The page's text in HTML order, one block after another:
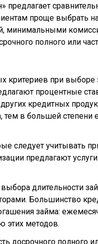
предлагает
проще выбрать
минимальными
полного или
критериев при выборе
процентные
кредитных
в большей степени
следует учитывать
предлагают
длительности
Большинство
займа:
этих методов.
досрочного полного